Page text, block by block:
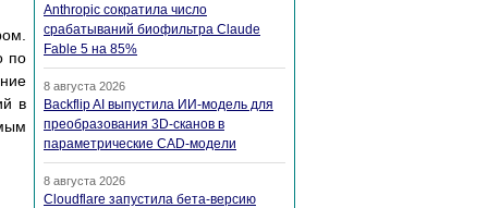
по
в
Anthropic сократила число
срабатываний биофильтра Claude
Fable 5 на 85%
8 августа 2026
Backflip AI выпустила ИИ-модель для
преобразования 3D-сканов в
параметрические CAD-модели
8 августа 2026
Cloudflare запустила бета-версию